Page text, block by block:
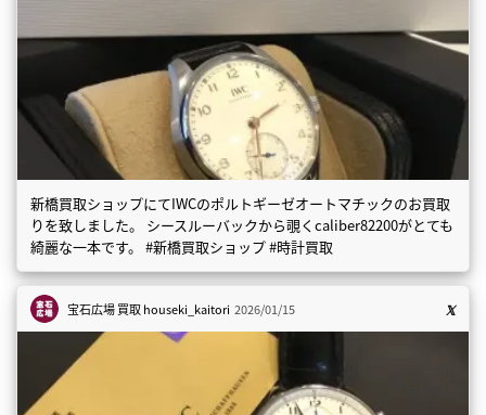
新橋買取ショップにてIWCのポルトギーゼオートマチックのお買取
りを致しました。 シースルーバックから覗くcaliber82200がとても
綺麗な一本です。 #新橋買取ショップ #時計買取
宝石広場 買取houseki_kaitori 2026/01/15